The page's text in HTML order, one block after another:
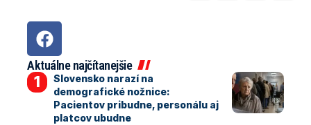
Aktuálne najčítanejšie
Slovensko narazí na
demografické nožnice:
Pacientov pribudne, personálu aj
platcov ubudne